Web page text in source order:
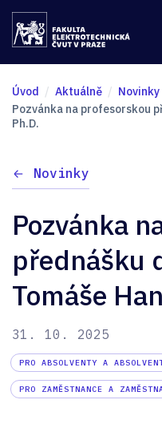
Úvod Aktuálně
Novinky
Pozvánka na profesorskou
Ph.D.
Novinky
Pozvánka
přednášku
Tomáše
31. 10. 2025
PRO ABSOLVENTY A
PRO ZAMĚSTNANCE A